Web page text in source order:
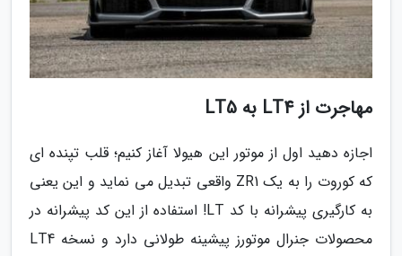
مهاجرت از LT4 به LT5
اجازه دهید اول از موتور این هیولا آغاز کنیم؛ قلب تپنده ای
که کوروت را به یک ZR1 واقعی تبدیل می نماید و این یعنی
به کارگیری پیشرانه با کد LT! استفاده از این کد پیشرانه در
محصولات جنرال موتورز پیشینه طولانی دارد و نسخه LT4